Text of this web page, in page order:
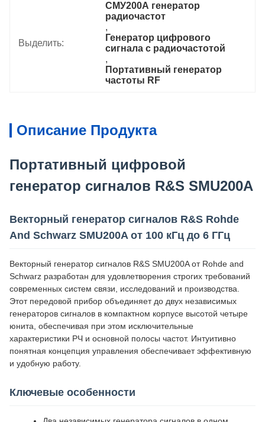
Выделить:
СМУ200А генератор
радиочастот
,
Генератор цифрового
сигнала с радиочастотой
,
Портативный генератор
частоты RF
Описание Продукта
Портативный цифровой
генератор сигналов R&S SMU200A
Векторный генератор сигналов R&S Rohde
And Schwarz SMU200A от 100 кГц до 6 ГГц
Векторный генератор сигналов R&S SMU200A от Rohde and
Schwarz разработан для удовлетворения строгих требований
современных систем связи, исследований и производства.
Этот передовой прибор объединяет до двух независимых
генераторов сигналов в компактном корпусе высотой четыре
юнита, обеспечивая при этом исключительные
характеристики РЧ и основной полосы частот. Интуитивно
понятная концепция управления обеспечивает эффективную
и удобную работу.
Ключевые особенности